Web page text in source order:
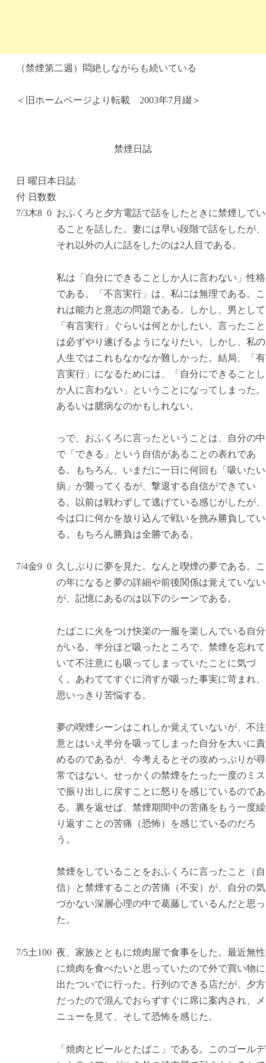
（禁煙第二週）悶絶しながらも続いている
＜旧ホームページより転載 2003年7月綴＞
禁煙日誌
日
付
曜
日
日
数
本
数
日誌
7/3木8 0 おふくろと夕方電話で話をしたときに禁煙してい
ることを話した。妻には早い段階で話をしたが、
それ以外の人に話をしたのは2人目である。
私は「自分にできることしか人に言わない」性格
である。「不言実行」は、私には無理である。こ
れは能力と意志の問題である。しかし、男として
「有言実行」ぐらいは何とかしたい。言ったこと
は必ずやり遂げるようになりたい。しかし、私の
人生ではこれもなかなか難しかった。結局、「有
言実行」になるためには、「自分にできることし
か人に言わない」ということになってしまった。
あるいは臆病なのかもしれない。
っで、おふくろに言ったということは、自分の中
で「できる」という自信があることの表れであ
る。もちろん、いまだに一日に何回も「吸いたい
病」が襲ってくるが、撃退する自信ができてい
る。以前は戦わずして逃げている感じがしたが、
今は口に何かを放り込んで戦いを挑み勝負してい
る。もちろん勝負は全勝である。
7/4金9 0 久しぶりに夢を見た。なんと喫煙の夢である。こ
の年になると夢の詳細や前後関係は覚えていない
が、記憶にあるのは以下のシーンである。
たばこに火をつけ快楽の一服を楽しんでいる自分
がいる。半分ほど吸ったところで、禁煙を忘れて
いて不注意にも吸ってしまっていたことに気づ
く。あわててすぐに消すが吸った事実に苛まれ、
思いっきり苦悩する。
夢の喫煙シーンはこれしか覚えていないが、不注
意とはいえ半分を吸ってしまった自分を大いに責
めるのであるが、今考えるとその攻めっぷりが尋
常ではない。せっかくの禁煙をたった一度のミス
で振り出しに戻すことに怒りを感じているのであ
る。裏を返せば、禁煙期間中の苦痛をもう一度繰
り返すことの苦痛（恐怖）を感じているのだろ
う。
禁煙をしていることをおふくろに言ったこと（自
信）と禁煙することの苦痛（不安）が、自分の気
づかない深層心理の中で葛藤しているんだと思っ
た。
7/5土100 夜、家族とともに焼肉屋で食事をした。最近無性
に焼肉を食べたいと思っていたので外で買い物に
出たついでに行った。行列のできる店だが、夕方
だったので混んでおらずすぐに席に案内され、メ
ニューを見て、そして恐怖を感じた。
「焼肉とビールとたばこ」である。このゴールデ